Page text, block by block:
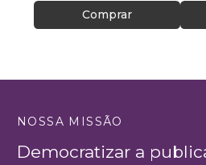
Comprar
NOSSA MISSÃO
Democratizar a